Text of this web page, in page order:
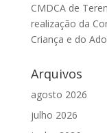
CMDCA de
realização da
Criança e do
Arquivos
agosto 2026
julho 2026